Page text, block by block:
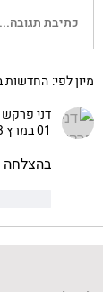
כתיבת תגובה...
מיון לפי: החדשות
דני פרקש
01 במרץ 2023
בהצלחה